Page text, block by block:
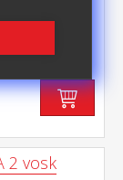
součást
2 vosk